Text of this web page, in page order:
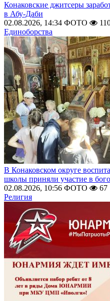
Конаковские джитсеры
в Абу-Даби
02.08.2026, 14:34 ФОТО
Единоборства
В Конаковском округе
школы приняли участие в
02.08.2026, 10:56 ФОТО
67
Религия